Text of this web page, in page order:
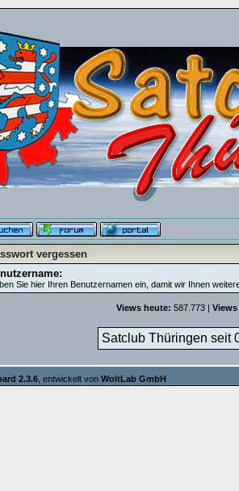
vergessen
Sie hier Ihren Benutzernamen ein, damit wir Ihnen
Views heute: 587.773 |
Satclub Thüringen seit
2.3.6 , entwickelt von WoltLab GmbH